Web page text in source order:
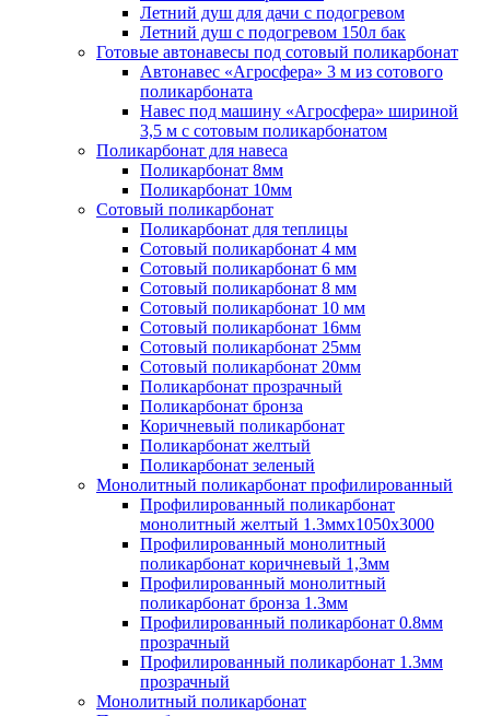
Летний душ для дачи с подогревом
Летний душ с подогревом 150л бак
Готовые автонавесы под сотовый поликарбонат
Автонавес «Агросфера» 3 м из сотового
поликарбоната
Навес под машину «Агросфера» шириной
3,5 м с сотовым поликарбонатом
Поликарбонат для навеса
Поликарбонат 8мм
Поликарбонат 10мм
Сотовый поликарбонат
Поликарбонат для теплицы
Сотовый поликарбонат 4 мм
Сотовый поликарбонат 6 мм
Сотовый поликарбонат 8 мм
Сотовый поликарбонат 10 мм
Сотовый поликарбонат 16мм
Сотовый поликарбонат 25мм
Сотовый поликарбонат 20мм
Поликарбонат прозрачный
Поликарбонат бронза
Коричневый поликарбонат
Поликарбонат желтый
Поликарбонат зеленый
Монолитный поликарбонат профилированный
Профилированный поликарбонат
монолитный желтый 1.3ммх1050х3000
Профилированный монолитный
поликарбонат коричневый 1,3мм
Профилированный монолитный
поликарбонат бронза 1.3мм
Профилированный поликарбонат 0.8мм
прозрачный
Профилированный поликарбонат 1.3мм
прозрачный
Монолитный поликарбонат